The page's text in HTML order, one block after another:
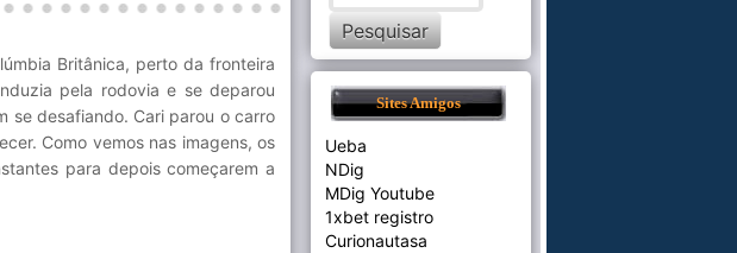
Britânica, perto da fronteira
pela rodovia e se deparou
se desafiando. Cari parou o carro
Como vemos nas imagens, os
para depois começarem a
Sites Amigos
Ueba
NDig
MDig Youtube
1xbet registro
Curionautasa